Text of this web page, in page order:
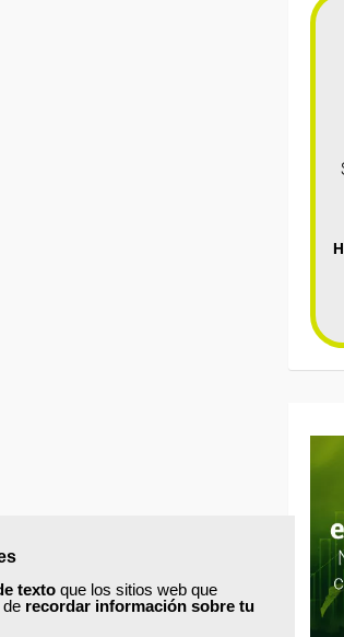
texto que los sitios web que
de recordar información sobre tu